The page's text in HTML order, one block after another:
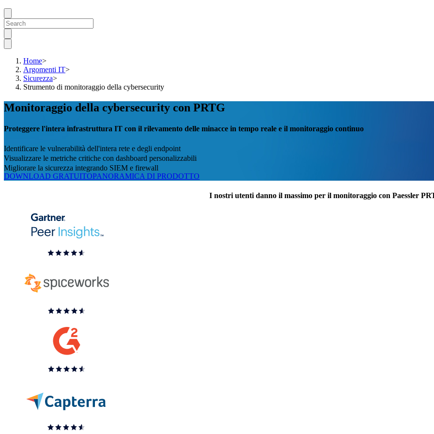
Home>
Argomenti IT>
Sicurezza>
Strumento di monitoraggio della cybersecurity
Monitoraggio della cybersecurity con PRTG
Proteggere l'intera infrastruttura IT con il rilevamento delle minacce in tempo reale e il monitoraggio continuo
Identificare le vulnerabilità dell'intera rete e degli endpoint
Visualizzare le metriche critiche con dashboard personalizzabili
Migliorare la sicurezza integrando SIEM e firewall
DOWNLOAD GRATUITOPANORAMICA DI PRODOTTO
I nostri utenti danno il massimo per il monitoraggio con Paessler